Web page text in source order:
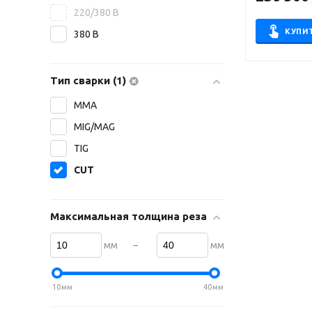
220/380 В
380 В
Тип сварки (1)
MMA
MIG/MAG
TIG
CUT
Максимальная толщина реза
мм – мм
10мм 40мм